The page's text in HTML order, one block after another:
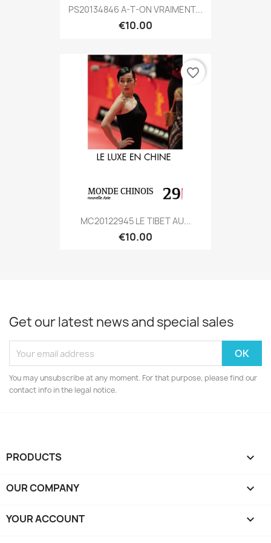
PS20134846 A-T-ON VRAIMENT...
€10.00
MC20122945 LE TIBET AU...
€10.00
favorite_border
Get our latest news and special sales
You may unsubscribe at any moment. For that purpose, please find our
contact info in the legal notice.
PRODUCTS 
OUR COMPANY 
YOUR ACCOUNT 